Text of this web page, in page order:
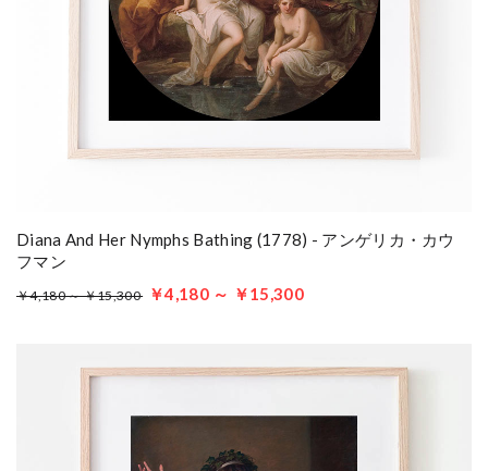
Diana And Her Nymphs Bathing (1778) - アンゲリカ・カウ
フマン
￥4,180 ～ ￥15,300 ￥4,180 ～ ￥15,300